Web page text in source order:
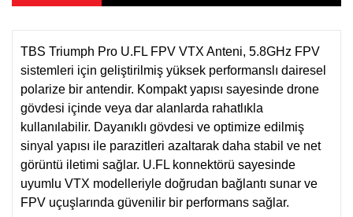
TBS Triumph Pro U.FL FPV VTX Anteni, 5.8GHz FPV
sistemleri için geliştirilmiş yüksek performanslı dairesel
polarize bir antendir. Kompakt yapısı sayesinde drone
gövdesi içinde veya dar alanlarda rahatlıkla
kullanılabilir. Dayanıklı gövdesi ve optimize edilmiş
sinyal yapısı ile parazitleri azaltarak daha stabil ve net
görüntü iletimi sağlar. U.FL konnektörü sayesinde
uyumlu VTX modelleriyle doğrudan bağlantı sunar ve
FPV uçuşlarında güvenilir bir performans sağlar.